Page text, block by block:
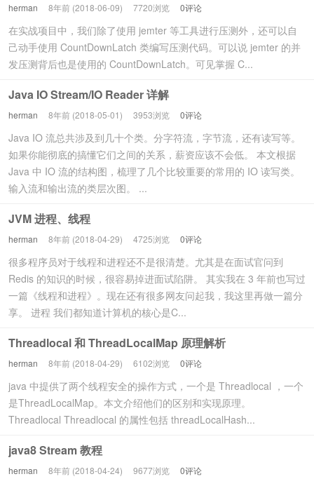
herman 8年前 (2018-06-09) 7720浏览 0评论
在实战项目中，我们除了使用 jemter 等工具进行压测外，还可以自
己动手使用 CountDownLatch 类编写压测代码。可以说 jemter 的并
发压测背后也是使用的 CountDownLatch。可见掌握 C...
Java IO Stream/IO Reader 详解
herman 8年前 (2018-05-01) 3953浏览 0评论
Java IO 流总共涉及到几十个类。分字符流，字节流，还有读写等。
如果你能彻底的搞懂它们之间的关系，薪资应该不会低。 本文根据
Java 中 IO 流的结构图，梳理了几个比较重要的常用的 IO 读写类。
输入流和输出流的类层次图。 ...
JVM 进程、线程
herman 8年前 (2018-04-29) 4725浏览 0评论
很多程序员对于线程和进程还不是很清楚。尤其是在面试官问到
Redis 的知识的时候，很容易掉进面试陷阱。 其实我在 3 年前也写过
一篇《线程和进程》。现在还有很多网友问起我，我这里再做一篇分
享。 进程 我们都知道计算机的核心是C...
Threadlocal 和 ThreadLocalMap 原理解析
herman 8年前 (2018-04-29) 6102浏览 0评论
java 中提供了两个线程安全的操作方式，一个是 Threadlocal ，一个
是ThreadLocalMap。本文介绍他们的区别和实现原理。
Threadlocal Threadlocal 的属性包括 threadLocalHash...
java8 Stream 教程
herman 8年前 (2018-04-24) 9677浏览 0评论